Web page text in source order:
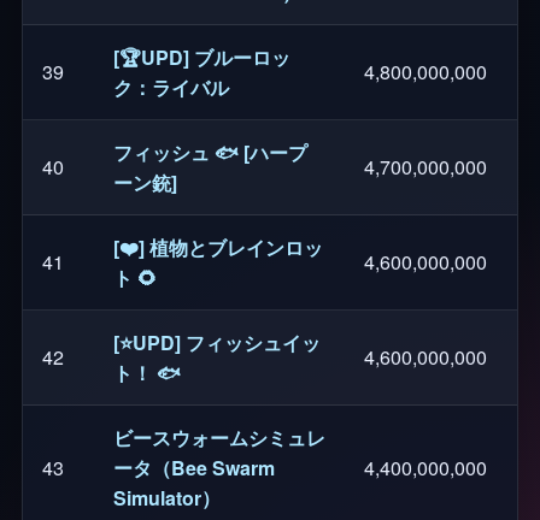
39
[🏆UPD] ブルーロッ
ク：ライバル
4,800,000,000
40
フィッシュ 🐟 [ハープ
ーン銃]
4,700,000,000
41
[❤️] 植物とブレインロッ
ト 🌻
4,600,000,000
42
[⭐UPD] フィッシュイッ
ト！ 🐟
4,600,000,000
43
ビースウォームシミュレ
ータ（Bee Swarm
Simulator）
4,400,000,000